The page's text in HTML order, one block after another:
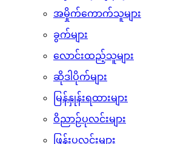
အမှိုက်ကောက်သူများ
ခွက်များ
လောင်းထည့်သူများ
ဆိုဒါပိုက်များ
မြန်နှုန်းရထားများ
ဝိညာဉ်ပုလင်းများ
ဖြန်းပုလင်းများ